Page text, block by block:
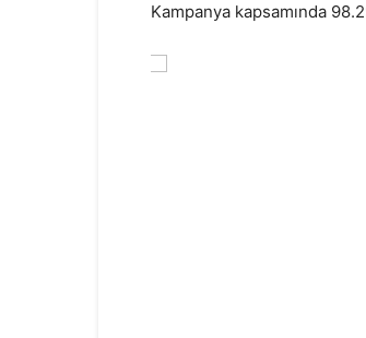
Kampanya kapsamında